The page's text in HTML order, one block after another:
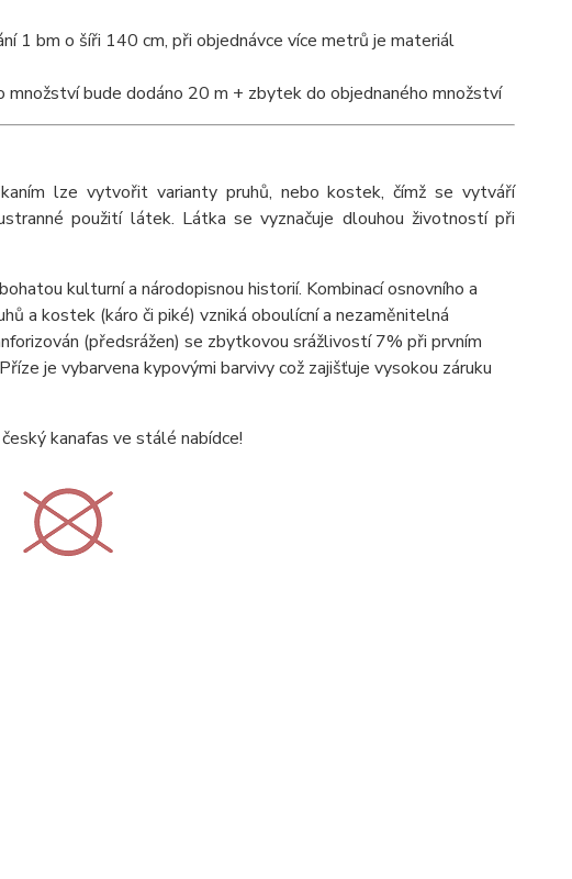
1 bm o šíři 140 cm, při objednávce více metrů je materiál
množství bude dodáno 20 m + zbytek do objednaného množství
lze vytvořit varianty pruhů, nebo kostek, čímž se vytváří
použití látek. Látka se vyznačuje dlouhou životností při
kulturní a národopisnou historií. Kombinací osnovního a
a kostek (káro či piké) vzniká oboulícní a nezaměnitelná
(předsrážen) se zbytkovou srážlivostí 7% při prvním
je vybarvena kypovými barvivy což zajišťuje vysokou záruku
kanafas ve stálé nabídce!